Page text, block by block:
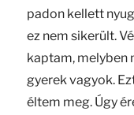
padon kellett
ez nem sikerült.
kaptam, melyben
gyerek vagyok.
éltem meg. Úgy